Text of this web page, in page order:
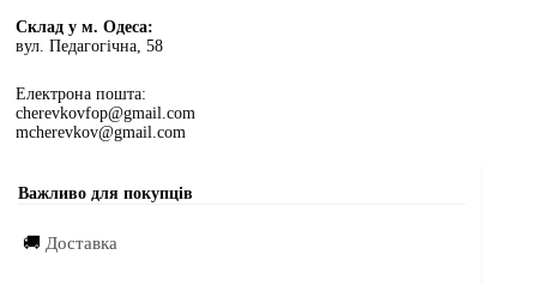
Склад у м. Одеса:
вул. Педагогічна, 58
Електрона пошта:
cherevkovfop@gmail.com
mcherevkov@gmail.com
Важливо для покупців
🚚 Доставка